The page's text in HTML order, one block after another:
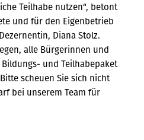
Teilhabe nutzen“, betont
und für den Eigenbetrieb
Diana Stolz.
alle Bürgerinnen und
und Teilhabepaket
scheuen Sie sich nicht
bei unserem Team für